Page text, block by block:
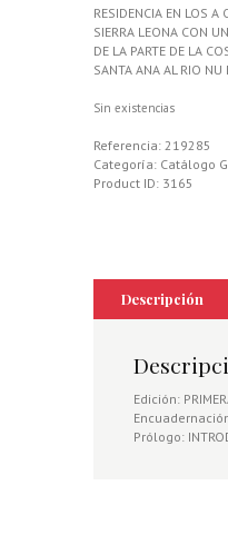
RESIDENCIA EN LOS
SIERRA LEONA CON
DE LA PARTE DE LA
SANTA ANA AL RIO NU
Sin existencias
Referencia: 219285
Categoría: Catálogo
Product ID: 3165
Descripción
Edición:
Prólogo: